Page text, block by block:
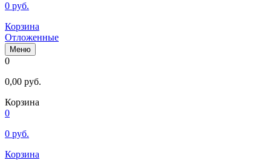
0 руб.
Корзина
Отложенные
Меню
0
0,00 руб.
Корзина
0
0 руб.
Корзина